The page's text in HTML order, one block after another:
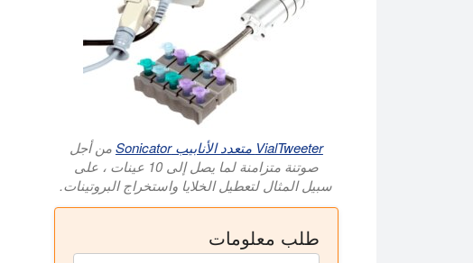
VialTweeter متعدد الأنابيب Sonicator
من أجل
صوتنة متزامنة لما يصل إلى 10 عينات ، على
سبيل المثال لتعطيل الخلايا واستخراج البروتينات.
طلب معلومات